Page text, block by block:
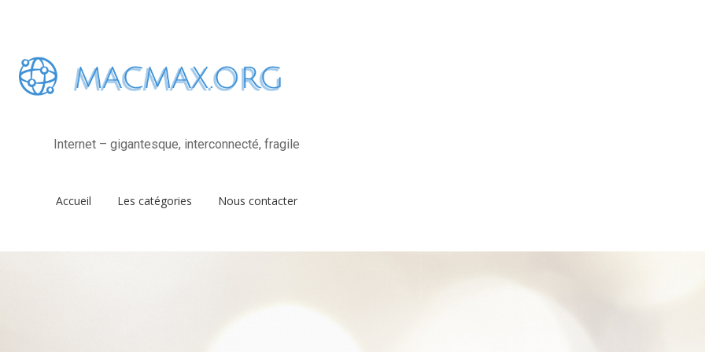
Internet – gigantesque, interconnecté, fragile
Accueil Les catégories Nous contacter